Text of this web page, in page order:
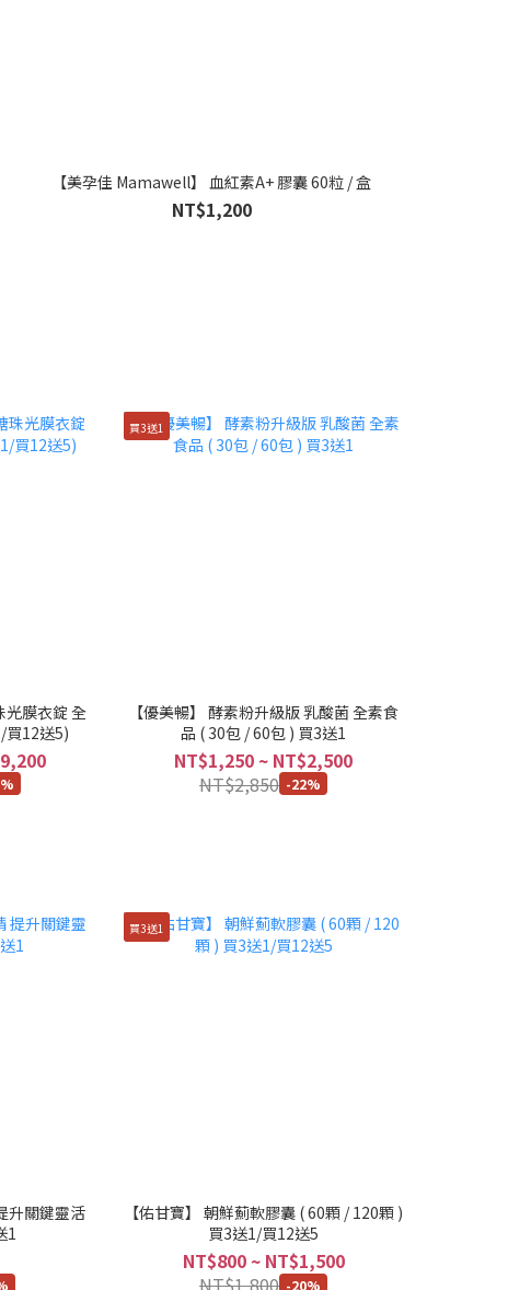
【美孕佳 Mamawell】 血紅素A+ 膠囊 60粒 / 盒
NT$1,200
光膜衣錠 全
1/買12送5)
買3送1
【優美暢】 酵素粉升級版 乳酸菌 全素食
品 ( 30包 / 60包 ) 買3送1
NT$1,250 ~ NT$2,500
NT$2,850 -22%
升關鍵靈活
1
買3送1
【佑甘寶】 朝鮮薊軟膠囊 ( 60顆 / 120顆 )
買3送1/買12送5
NT$800 ~ NT$1,500
-20%